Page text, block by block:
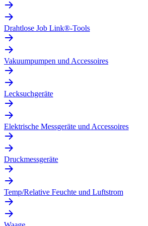
Drahtlose Job Link®-Tools
Vakuumpumpen und Accessoires
Lecksuchgeräte
Elektrische Messgeräte und Accessoires
Druckmessgeräte
Temp/Relative Feuchte und Luftstrom